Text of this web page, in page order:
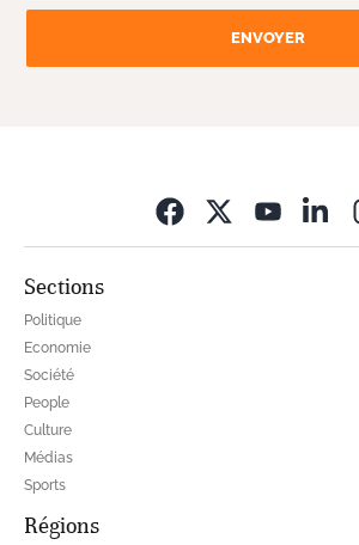
ENVOYER
Sections
Politique
Economie
Société
People
Culture
Médias
Sports
Régions